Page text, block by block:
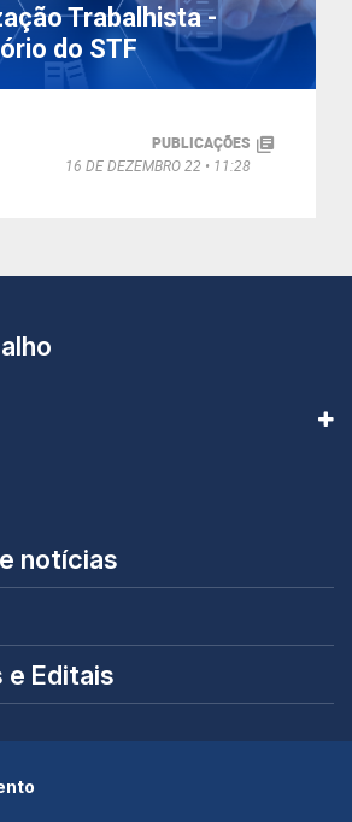
Trabalhista -
do STF
PUBLICAÇÕES
16 DE DEZEMBRO 22
11:28
notícias
Editais